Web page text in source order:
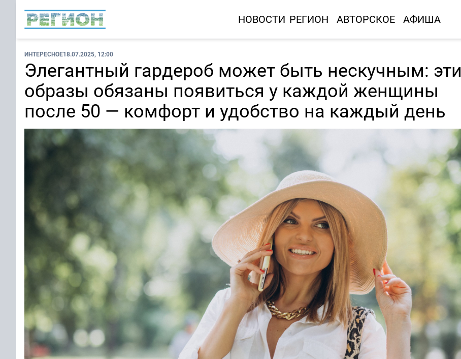
НОВОСТИ РЕГИОН АВТОРСКОЕ АФИША
ИНТЕРЕСНОЕ18.07.2025, 12:00
Элегантный гардероб может быть нескучным: эти
образы обязаны появиться у каждой женщины
после 50 — комфорт и удобство на каждый день